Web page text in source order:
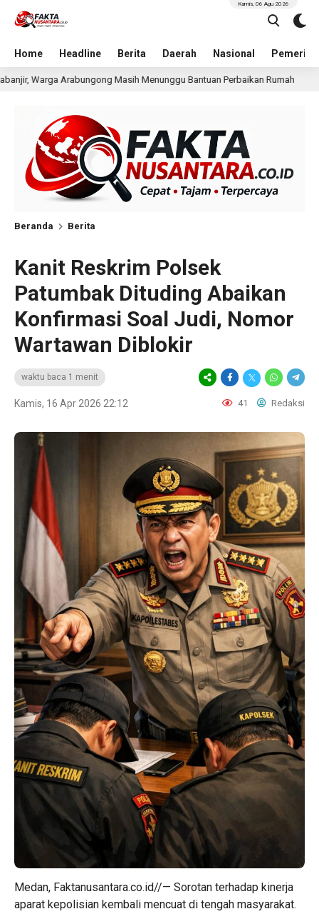
Home Headline Berita Daerah Nasional
Kamis, 06 Agu 2026
Bantuan Perbaikan Rumah 57 menit lalu Pria Terduga
Beranda Berita
Kanit Reskrim Polsek
Patumbak Dituding Abaikan
Konfirmasi Soal Judi, Nomor
Wartawan Diblokir
waktu baca 1 menit
Kamis, 16 Apr 2026 22:12 41 Redaksi
Medan, Faktanusantara.co.id//— Sorotan terhadap kinerja
aparat kepolisian kembali mencuat di tengah masyarakat.